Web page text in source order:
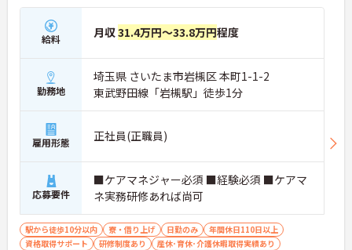
給料 月収31.4万円～33.8万円程度
勤務地
埼玉県 さいたま市岩槻区 本町1-1-2
東武野田線「岩槻駅」徒歩1分
雇用形態 正社員(正職員)
応募要件
■ケアマネジャー必須 ■経験必須 ■ケアマ
ネ実務研修あれば尚可
駅から徒歩10分以内 寮・借り上げ 日勤のみ
年間休日110日以上
資格取得サポート
研修制度あり
産休･育休･介護休暇取得実績あり